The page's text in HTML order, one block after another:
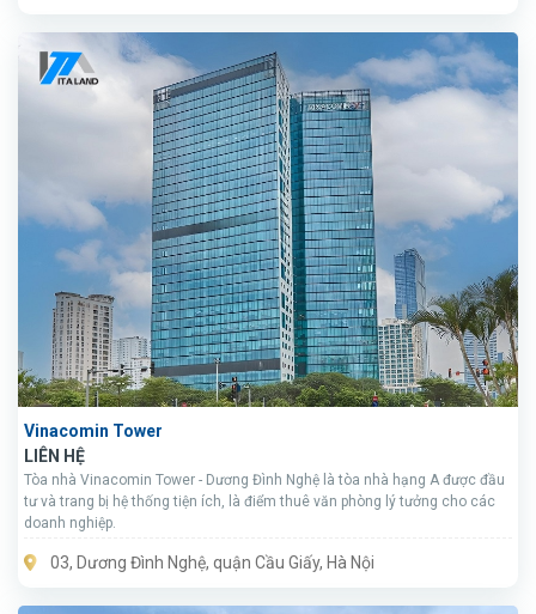
Vinacomin Tower
LIÊN HỆ
Tòa nhà Vinacomin Tower - Dương Đình Nghệ là tòa nhà hạng A được đầu
tư và trang bị hệ thống tiện ích, là điểm thuê văn phòng lý tưởng cho các
doanh nghiệp.
03, Dương Đình Nghệ, quận Cầu Giấy, Hà Nội